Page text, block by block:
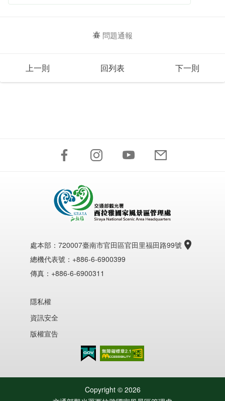
問題通報
上一則 回列表 下一則
處本部： 720007臺南市官田區官田里福田路99號
總機代表號：+886-6-6900399
傳真：+886-6-6900311
隱私權
資訊安全
版權宣告
Copyright © 2026